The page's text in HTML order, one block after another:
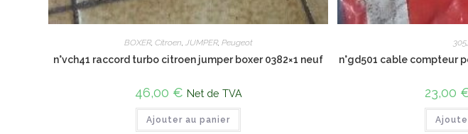
BOXER, Citroen, JUMPER, Peugeot
n°vch41 raccord turbo citroen jumper boxer 0382×1 neuf
46,00 € Net de TVA
Ajouter au panier
305,
n°gd501 cable compteur
23,00